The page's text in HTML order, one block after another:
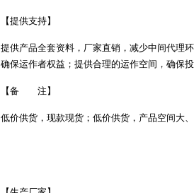
【提供支持】
提供产品全套资料，厂家直销，减少中间代理
确保运作者权益；提供合理的运作空间，确保
【备 注】
低价供货，现款现货；低价供货，产品空间大、